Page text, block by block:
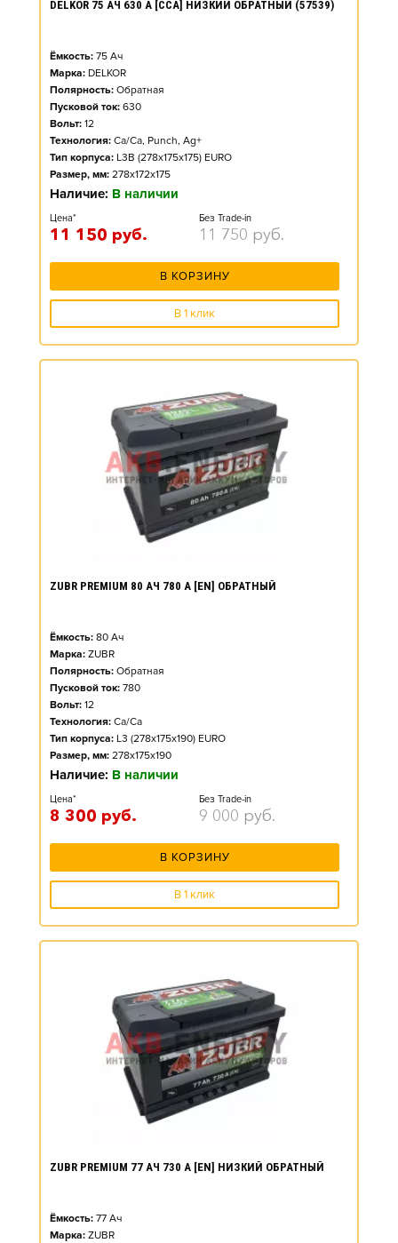
DELKOR 75 АЧ 630 А [CCA] НИЗКИЙ ОБРАТНЫЙ (57539)
Ёмкость: 75 Ач
Марка: DELKOR
Полярность: Обратная
Пусковой ток: 630
Вольт: 12
Технология: Ca/Ca, Punch, Ag+
Тип корпуса: L3B (278x175x175) EURO
Размер, мм: 278x172x175
Наличие: В наличии
Цена*
11 150 руб.
Без Trade-in
11 750 руб.
В КОРЗИНУ
В 1 клик
ZUBR PREMIUM 80 АЧ 780 А [EN] ОБРАТНЫЙ
Ёмкость: 80 Ач
Марка: ZUBR
Полярность: Обратная
Пусковой ток: 780
Вольт: 12
Технология: Ca/Ca
Тип корпуса: L3 (278x175x190) EURO
Размер, мм: 278x175x190
Наличие: В наличии
Цена*
8 300 руб.
Без Trade-in
9 000 руб.
В КОРЗИНУ
В 1 клик
ZUBR PREMIUM 77 АЧ 730 А [EN] НИЗКИЙ ОБРАТНЫЙ
Ёмкость: 77 Ач
Марка: ZUBR